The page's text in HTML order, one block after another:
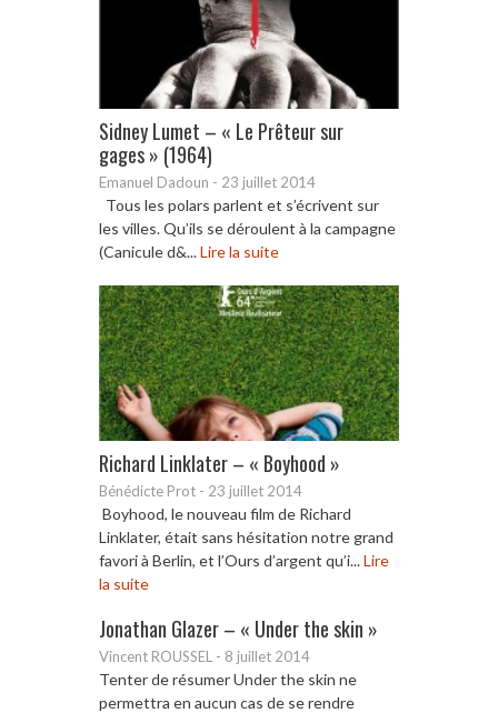
Sidney Lumet – « Le Prêteur sur
gages » (1964)
Emanuel Dadoun - 23 juillet 2014
Tous les polars parlent et s’écrivent sur
les villes. Qu’ils se déroulent à la campagne
(Canicule d&...Lire la suite
Richard Linklater – « Boyhood »
Bénédicte Prot - 23 juillet 2014
Boyhood, le nouveau film de Richard
Linklater, était sans hésitation notre grand
favori à Berlin, et l’Ours d’argent qu’i...Lire
la suite
Jonathan Glazer – « Under the skin »
Vincent ROUSSEL - 8 juillet 2014
Tenter de résumer Under the skin ne
permettra en aucun cas de se rendre